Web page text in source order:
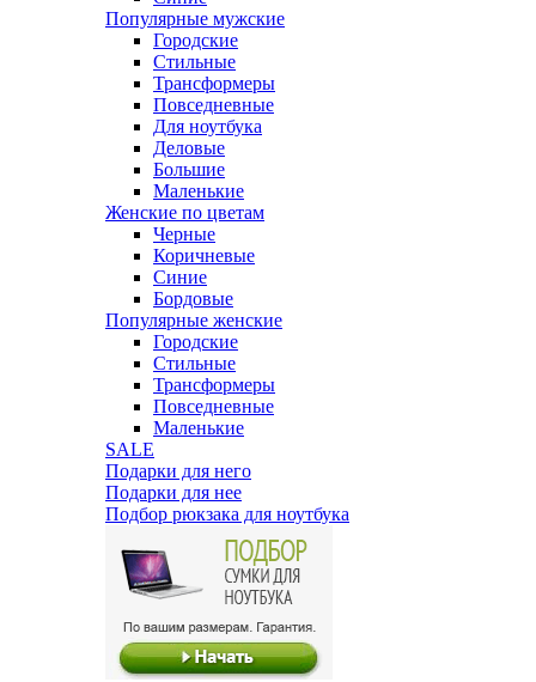
Популярные мужские
Городские
Стильные
Трансформеры
Повседневные
Для ноутбука
Деловые
Большие
Маленькие
Женские по цветам
Черные
Коричневые
Синие
Бордовые
Популярные женские
Городские
Стильные
Трансформеры
Повседневные
Маленькие
SALE
Подарки для него
Подарки для нее
Подбор рюкзака для ноутбука